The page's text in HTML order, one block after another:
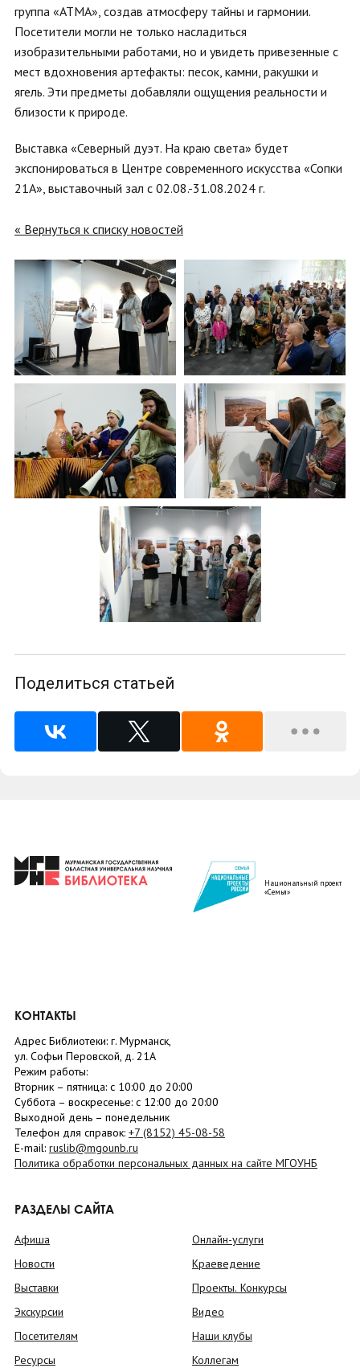
группа «АТМА», создав атмосферу тайны и гармонии.
Посетители могли не только насладиться
изобразительными работами, но и увидеть привезенные с
мест вдохновения артефакты: песок, камни, ракушки и
ягель. Эти предметы добавляли ощущения реальности и
близости к природе.
Выставка «Северный дуэт. На краю света» будет
экспонироваться в Центре современного искусства «Сопки
21А», выставочный зал с 02.08.-31.08.2024 г.
« Вернуться к списку новостей
Поделиться статьей
Национальный проект
«Семья»
КОНТАКТЫ
Адрес Библиотеки: г. Мурманск,
ул. Софьи Перовской, д. 21А
Режим работы:
Вторник – пятница: с 10:00 до 20:00
Суббота – воскресенье: c 12:00 до 20:00
Выходной день – понедельник
Телефон для справок: +7 (8152) 45-08-58
E-mail: ruslib@mgounb.ru
Политика обработки персональных данных на сайте МГОУНБ
РАЗДЕЛЫ САЙТА
Афиша
Новости
Выставки
Экскурсии
Посетителям
Ресурсы
Онлайн-услуги
Краеведение
Проекты. Конкурсы
Видео
Наши клубы
Коллегам